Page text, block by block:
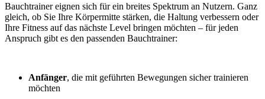
Bauchtrainer eignen sich für ein breites Spektrum an Nutzern. Ganz
gleich, ob Sie Ihre Körpermitte stärken, die Haltung verbessern oder
Ihre Fitness auf das nächste Level bringen möchten – für jeden
Anspruch gibt es den passenden Bauchtrainer:
Anfänger, die mit geführten Bewegungen sicher trainieren
möchten